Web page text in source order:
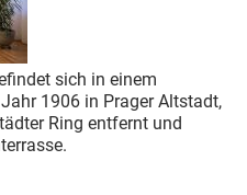
sich in einem
1906 in Prager Altstadt,
Ring entfernt und